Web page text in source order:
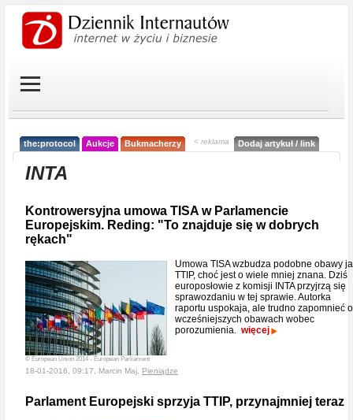
the:protocol Aukcje Bukmacherzy < reklama Dodaj artykuł / link
INTA
Kontrowersyjna umowa TISA w Parlamencie
Europejskim. Reding: "To znajduje się w dobrych
rękach"
© European Union 2014 - European Parliament
Umowa TISA wzbudza podobne obawy
TTIP, choć jest o wiele mniej znana. Dziś
europosłowie z komisji INTA przyjrzą się
sprawozdaniu w tej sprawie. Autorka
raportu uspokaja, ale trudno zapomnieć o
wcześniejszych obawach wobec
porozumienia. więcej
18-01-2016, 09:17, Marcin Maj, Pieniądze
Parlament Europejski sprzyja TTIP, przynajmniej teraz